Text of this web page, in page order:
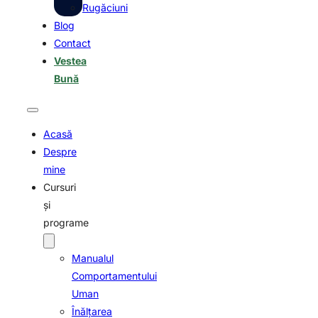
Rugăciuni
Blog
Contact
Vestea
Bună
Acasă
Despre
mine
Cursuri
şi
programe
Manualul
Comportamentului
Uman
Înălţarea